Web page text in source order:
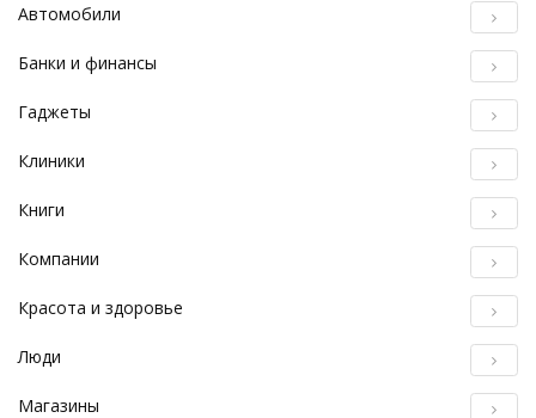
Автомобили
Банки и финансы
Гаджеты
Клиники
Книги
Компании
Красота и здоровье
Люди
Магазины